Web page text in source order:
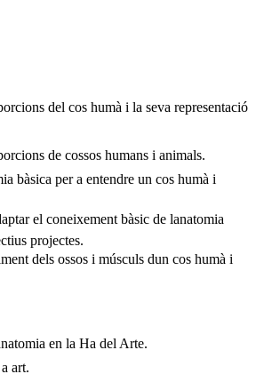
del cos humà i la seva representació
de cossos humans i animals.
bàsica per a entendre un cos humà i
el coneixement bàsic de lanatomia
projectes.
dels ossos i músculs dun cos humà i
en la Ha del Arte.
art.